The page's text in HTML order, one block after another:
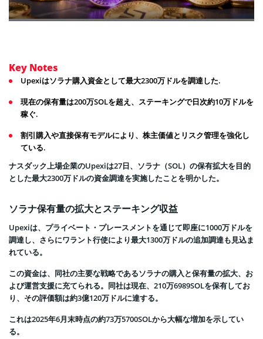
Key Notes
Upexiはソラナ購入資金として最大2300万ドルを調達した.
現在の保有量は200万SOLを超え、ステーキングで日次約10万ドルを
稼ぐ.
割引購入や直接保有モデルにより、株主価値とリスク管理を強化し
ている.
ナスダック上場企業のUpexiは27日、ソラナ（SOL）の保有拡大を目的
とした最大2300万ドルの資金調達を実施したことを明かした。
ソラナ保有量の拡大とステーキング収益
Upexiは、プライベート・プレースメントを通じて即座に1000万ドルを
調達し、さらにワラント行使により最大1300万ドルの追加調達も見込ま
れている。
この資金は、同社の主要な戦略であるソラナの購入と保有量の拡大、お
よび運営支援に充てられる。同社は現在、210万6989SOLを保有してお
り、その評価額は約3億120万ドルに達する。
これは2025年6月末時点の約73万5700SOLから大幅な増加を示してい
る。